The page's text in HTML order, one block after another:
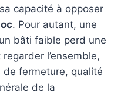
capacité à opposer
. Pour autant, une
bâti faible perd une
l’ensemble,
fermeture, qualité
de la